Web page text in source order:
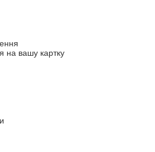
на вашу картку